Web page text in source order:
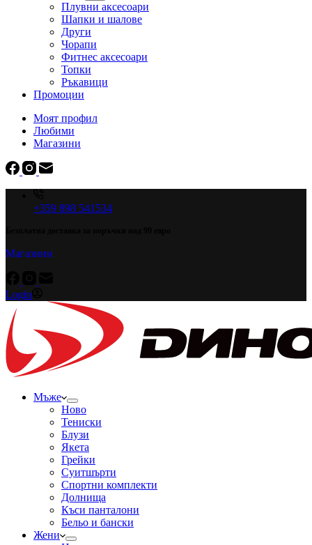
Плувни аксесоари
Шапки и шалове
Други
Чорапи
Фитнес аксесоари
Топки
Ръкавици
Промоции
Моят профил
Любими
Магазини
+359 898 541534
Магазини
Login
Мъже
Ново
Тениски
Блузи
Якета
Грейки
Суитшърти
Спортни комплекти
Долнища
Къси панталони
Бельо и бански
Жени